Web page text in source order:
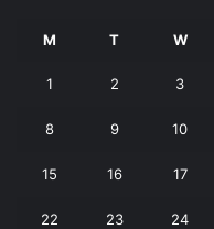
M T W
1 2 3
8 9 10
15 16 17
22 23 24